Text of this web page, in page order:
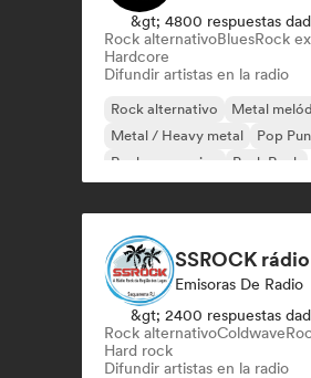
&gt; 4800 respuestas
Rock alternativoBluesRock
Hardcore
Difundir artistas en la radio
Rock alternativo
Metal
Metal / Heavy metal
Pop
Rock progresivo
Punk Rock
SSROCK rádio
Emisoras De Radio
&gt; 2400 respuestas
Rock alternativoColdwave
Hard rock
Difundir artistas en la radio